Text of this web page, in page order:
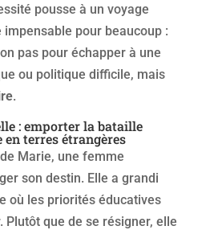
pousse à un voyage
pour beaucoup :
pas pour échapper à une
ou politique difficile, mais
.
: emporter la bataille
terres étrangères
Marie, une femme
son destin. Elle a grandi
où les priorités éducatives
Plutôt que de se résigner, elle